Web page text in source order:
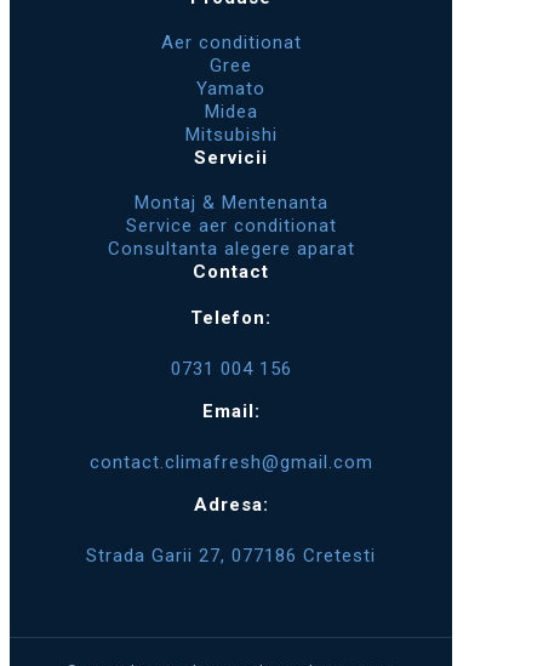
Aer conditionat
Gree
Yamato
Midea
Mitsubishi
Servicii
Montaj & Mentenanta
Service aer conditionat
Consultanta alegere aparat
Contact
Telefon:
0731 004 156
Email:
contact.climafresh@gmail.com
Adresa:
Strada Garii 27, 077186 Cretesti